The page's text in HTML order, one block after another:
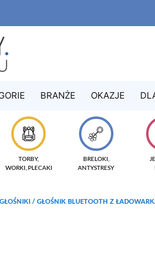
BRANŻE OKAZJE
TORBY,
WORKI, PLECAKI
BRELOKI,
ANTYSTRESY
GŁOŚNIKI / GŁOŚNIK BLUETOOTH Z